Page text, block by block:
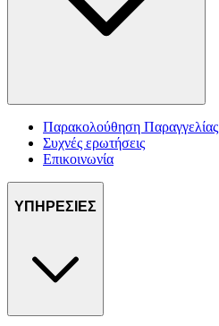
Παρακολούθηση Παραγγελίας
Συχνές ερωτήσεις
Επικοινωνία
ΥΠΗΡΕΣΙΕΣ